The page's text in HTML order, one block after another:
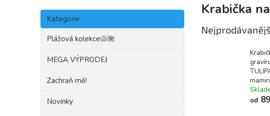
P
s
Přeskočit
kategorie
Kategorie
Plážová kolekce🐚🌺
MEGA VÝPRODEJ
Zachraň mě!
Novinky
Krabička
od